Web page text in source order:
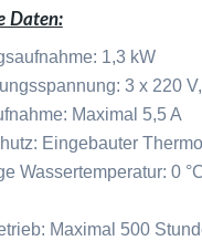
Daten:
1,3 kW
3 x 220
Maximal 5,5 A
Eingebauter
Wassertemperatur: 0
Maximal 500